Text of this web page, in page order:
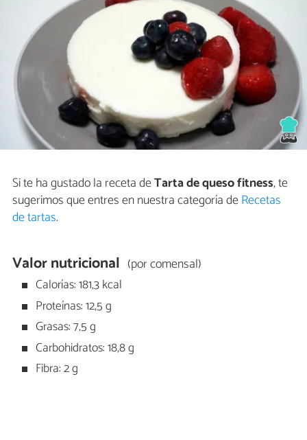
Si te ha gustado la receta deTarta de queso fitness, te
sugerimos que entres en nuestra categoría deRecetas
de tartas.
Valor nutricional (por comensal)
Calorías: 181,3 kcal
Proteínas: 12,5 g
Grasas: 7,5 g
Carbohidratos: 18,8 g
Fibra: 2 g